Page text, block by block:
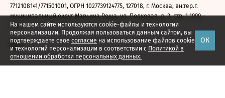
На нашем сайте используются cookie-файлы и технологии
персонализации. Продолжая пользоваться данным сайтом, вы
подтверждаете свое согласие на использование файлов cookie
и технологий персонализации в соответствии с Политикой в
отношении обработки персональных данных.
ОК
7712108141/771501001, ОГРН 1027739124775, 127018, г. Москва, вн.тер.г.
муниципальный округ Марьина Роща, ул. Полковая, д. 3, стр. 1 1999—
2026